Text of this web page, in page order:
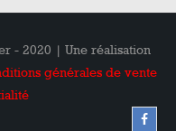
- 2020 | Une réalisation
générales de vente